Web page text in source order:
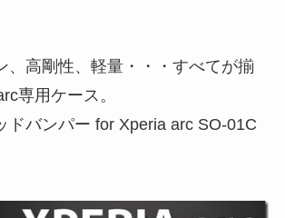
、高剛性、軽量・・・すべてが揃
専用ケース。
ドバンパー for Xperia arc SO-01C